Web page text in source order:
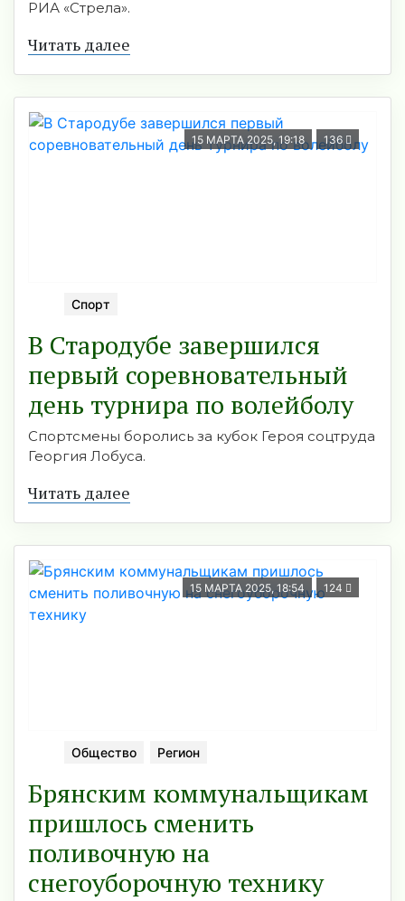
РИА «Стрела».
Читать далее
15 МАРТА 2025, 19:18 136
Спорт
В Стародубе завершился
первый соревновательный
день турнира по волейболу
Спортсмены боролись за кубок Героя соцтруда
Георгия Лобуса.
Читать далее
15 МАРТА 2025, 18:54 124
Общество Регион
Брянским коммунальщикам
пришлось сменить
поливочную на
снегоуборочную технику